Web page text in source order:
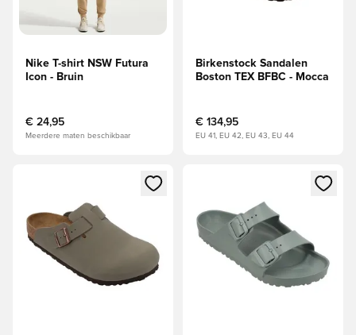
Nike T-shirt NSW Futura
Icon - Bruin
€ 24,95
Meerdere maten beschikbaar
Birkenstock Sandalen
Boston TEX BFBC - Mocca
€ 134,95
EU 41, EU 42, EU 43, EU 44
Opent een venster om in te loggen of je aan te melden als
Opent een venster om in te